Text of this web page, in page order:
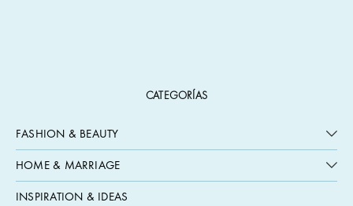
CATEGORÍAS
FASHION & BEAUTY
HOME & MARRIAGE
INSPIRATION & IDEAS